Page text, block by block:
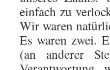
einfach zu
Wir waren
Es waren zwei.
(an anderer